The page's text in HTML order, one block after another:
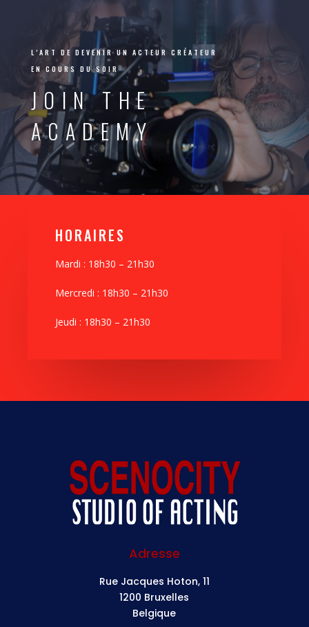
L’ART DE DEVENIR UN ACTEUR CRÉATEUR
EN COURS DU SOIR
JOIN THE
ACADEMY
HORAIRES
Mardi : 18h30 – 21h30
Mercredi : 18h30 – 21h30
Jeudi : 18h30 – 21h30
Adresse
Rue Jacques Hoton, 11
1200 Bruxelles
Belgique